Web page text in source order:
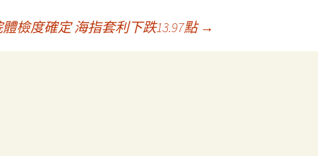
檢度確定 海指套利下跌13.97點 →